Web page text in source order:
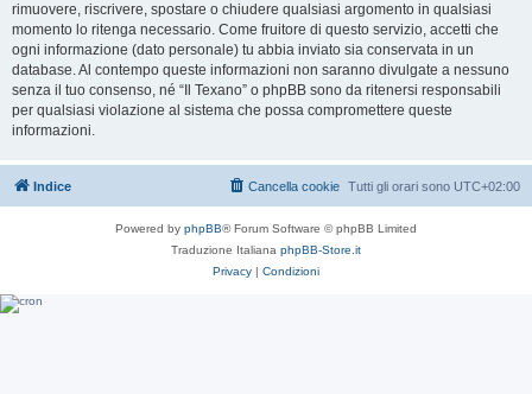
rimuovere, riscrivere, spostare o chiudere qualsiasi argomento in qualsiasi
momento lo ritenga necessario. Come fruitore di questo servizio, accetti che
ogni informazione (dato personale) tu abbia inviato sia conservata in un
database. Al contempo queste informazioni non saranno divulgate a nessuno
senza il tuo consenso, né “Il Texano” o phpBB sono da ritenersi responsabili
per qualsiasi violazione al sistema che possa compromettere queste
informazioni.
Indice Tutti gli orari sono UTC+02:00
Cancella cookie
Powered by phpBB® Forum Software © phpBB Limited
Traduzione Italiana phpBB-Store.it
Privacy | Condizioni